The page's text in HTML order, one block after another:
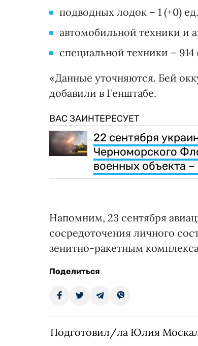
подводных лодок – 1 (+0)
автомобильной техники и
специальной техники – 914
«Данные уточняются. Бей
добавили в Генштабе.
ВАС ЗАИНТЕРЕСУЕТ
22 сентября
Черноморского
военных объекта
Напомним, 23 сентября
сосредоточения личного
зенитно-ракетным
Поделиться
Подготовил/ла Юлия